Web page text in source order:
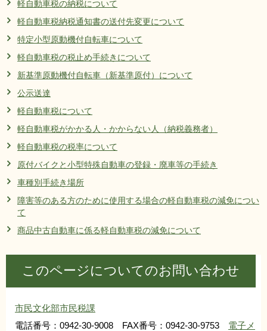
計画・政策
サイトマップ 組織から探す
利用ガイド
RSS
サイトについて
閉じる
軽自動車税の納税について
軽自動車税納税通知書の送付先変更について
特定小型原動機付自転車について
軽自動車税の税止め手続きについて
新基準原動機付自転車（新基準原付）について
公示送達
軽自動車税について
軽自動車税がかかる人・かからない人（納税義務者）
軽自動車税の税率について
原付バイクと小型特殊自動車の登録・廃車等の手続き
車種別手続き場所
障害等のある方のために使用する場合の軽自動車税の減免につい
て
商品中古自動車に係る軽自動車税の減免について
このページについてのお問い合わせ
市民文化部市民税課
電話番号：0942-30-9008 FAX番号：0942-30-9753 電子メ